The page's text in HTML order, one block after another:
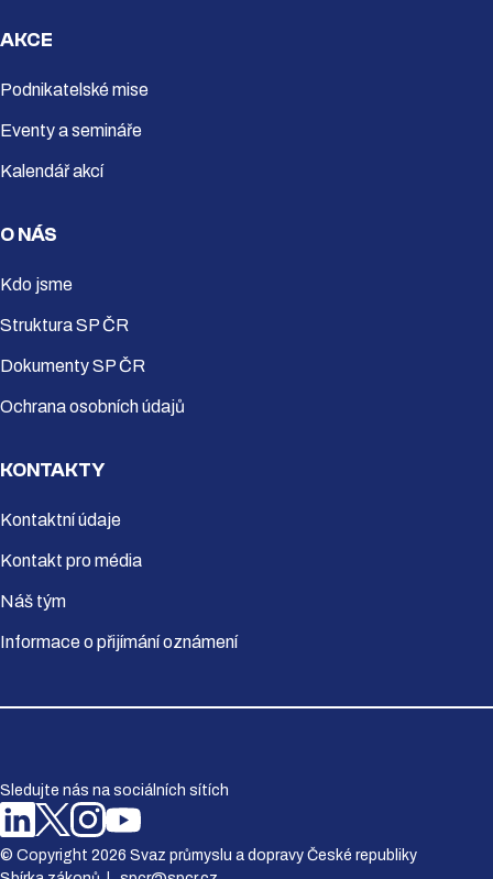
AKCE
Podnikatelské mise
Eventy a semináře
Kalendář akcí
O NÁS
Kdo jsme
Struktura SP ČR
Dokumenty SP ČR
Ochrana osobních údajů
KONTAKTY
Kontaktní údaje
Kontakt pro média
Náš tým
Informace o přijímání oznámení
Sledujte nás na sociálních sítích
© Copyright 2026 Svaz průmyslu a dopravy České republiky